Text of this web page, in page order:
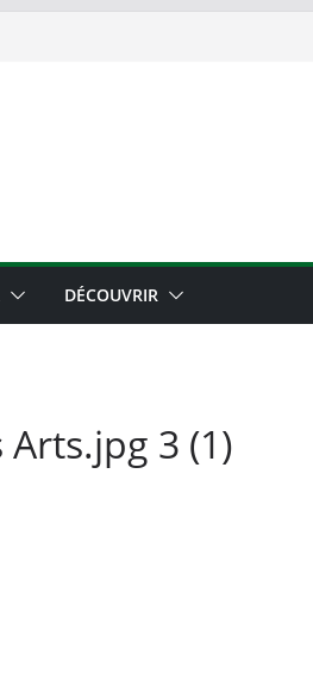
DÉCOUVRIR
3 (1)